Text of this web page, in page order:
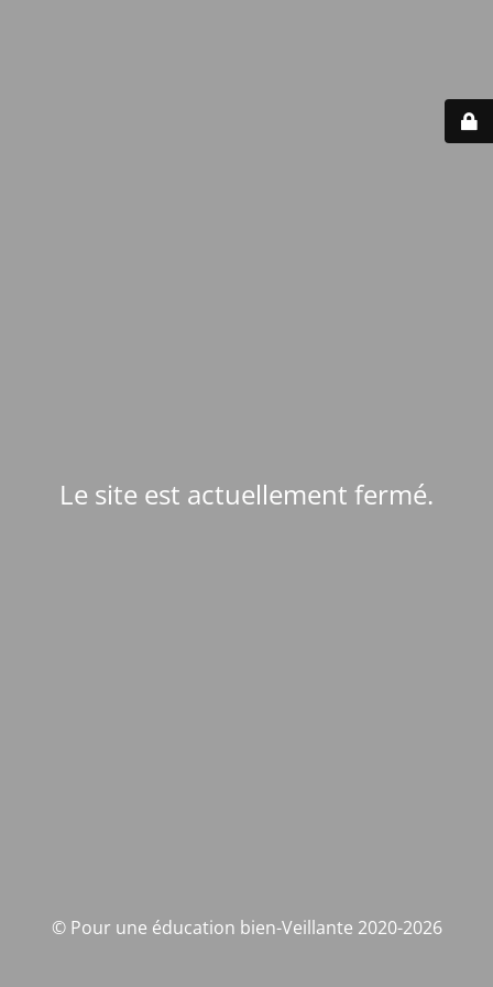
Le site est actuellement fermé.
© Pour une éducation bien-Veillante 2020-2026